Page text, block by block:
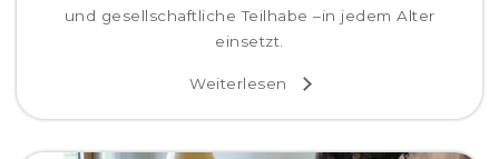
und gesellschaftliche Teilhabe –in jedem Alter
einsetzt.
Weiterlesen